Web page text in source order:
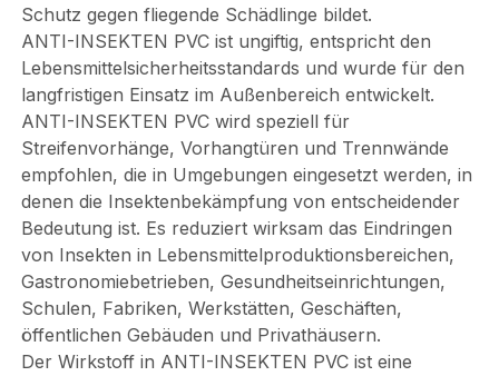
Schutz gegen fliegende Schädlinge bildet.
ANTI-INSEKTEN PVC ist ungiftig, entspricht den
Lebensmittelsicherheitsstandards und wurde für den
langfristigen Einsatz im Außenbereich entwickelt.
ANTI-INSEKTEN PVC wird speziell für
Streifenvorhänge, Vorhangtüren und Trennwände
empfohlen, die in Umgebungen eingesetzt werden, in
denen die Insektenbekämpfung von entscheidender
Bedeutung ist. Es reduziert wirksam das Eindringen
von Insekten in Lebensmittelproduktionsbereichen,
Gastronomiebetrieben, Gesundheitseinrichtungen,
Schulen, Fabriken, Werkstätten, Geschäften,
öffentlichen Gebäuden und Privathäusern.
Der Wirkstoff in ANTI-INSEKTEN PVC ist eine